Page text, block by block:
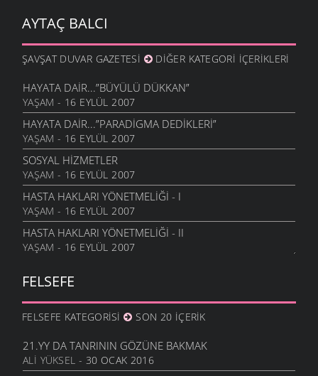
AYTAÇ BALCI
ŞAVŞAT DUVAR GAZETESI DIĞER KATEGORI İÇERIKLERI
HAYATA DAIR...”BÜYÜLÜ DÜKKAN”
YAŞAM - 16 EYLÜL 2007
HAYATA DAIR...”PARADIGMA DEDIKLERI”
YAŞAM - 16 EYLÜL 2007
SOSYAL HIZMETLER
YAŞAM - 16 EYLÜL 2007
HASTA HAKLARI YÖNETMELIĞI - I
YAŞAM - 16 EYLÜL 2007
HASTA HAKLARI YÖNETMELIĞI - II
YAŞAM - 16 EYLÜL 2007
FELSEFE
FELSEFE KATEGORISI SON 20 İÇERIK
21.YY DA TANRININ GÖZÜNE BAKMAK
ALI YÜKSEL - 30 OCAK 2016